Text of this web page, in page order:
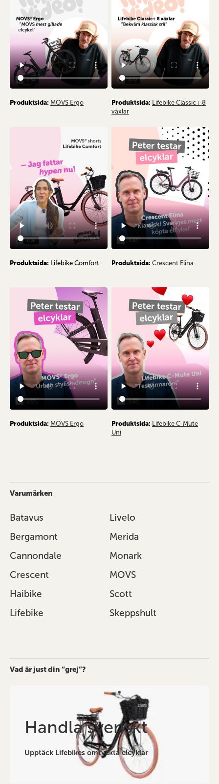
Produktsida: MOVS Ergo Produktsida:
Lifebike Classic+ 8
växlar
Produktsida: Lifebike Comfort Produktsida:Crescent Elina
Produktsida: MOVS Ergo Produktsida: Lifebike C-Mute
Uni
Varumärken
Batavus
Bergamont
Cannondale
Crescent
Haibike
Lifebike
Livelo
Merida
Monark
MOVS
Scott
Skeppshult
Vad är just din “grej”?
Handla svenskt
Upptäck Lifebikes omtyckta elcyklar